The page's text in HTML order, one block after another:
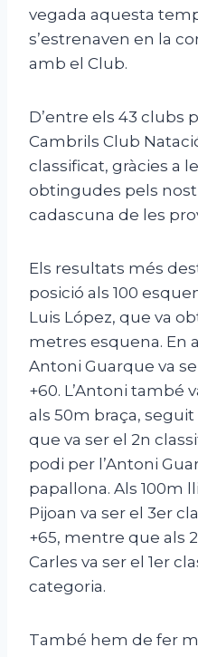
vegada aquesta
s’estrenaven en la
amb el Club.
D’entre els 43 clubs
Cambrils Club
classificat, gràcies a
obtingudes pels
cadascuna de les
Els resultats més
posició als 100
Luis López, que va
metres esquena. En
Antoni Guarque va
+60. L’Antoni també
als 50m braça,
que va ser el 2n
podi per l’Antoni
papallona. Als 100m
Pijoan va ser el 3er
+65, mentre que als
Carles va ser el 1er
categoria.
També hem de fer